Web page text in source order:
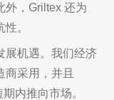
外，Griltex 还为
。
展机遇。我们经济
采用，并且
内推向市场。